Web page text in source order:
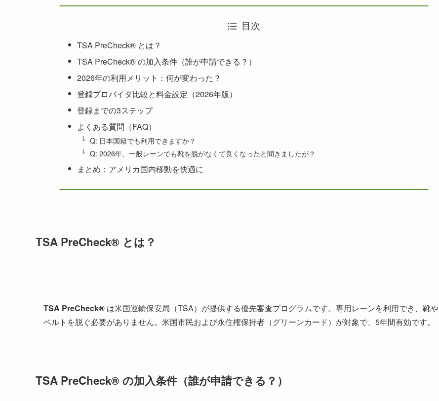
目次
TSA PreCheck® とは？
TSA PreCheck® の加入条件（誰が申請できる？）
2026年の利用メリット：何が変わった？
登録プロバイダ比較と料金設定（2026年版）
登録までの3ステップ
よくある質問（FAQ）
Q: 日本国籍でも利用できますか？
Q: 2026年、一般レーンでも靴を脱がなくて良くなったと聞きましたが？
まとめ：アメリカ国内移動を快適に
TSA PreCheck® とは？
TSA PreCheck® は米国運輸保安局（TSA）が提供する優先審査プログラムです。専用レーンを利用でき、靴や
ベルトを脱ぐ必要がありません。米国市民および永住権保持者（グリーンカード）が対象で、5年間有効です。
TSA PreCheck® の加入条件（誰が申請できる？）